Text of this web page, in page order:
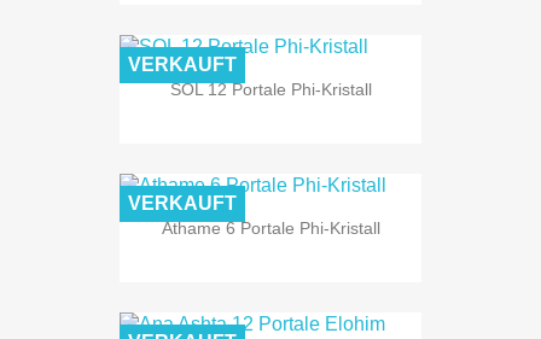
SOL 12 Portale Phi-Kristall
VERKAUFT
Athame 6 Portale Phi-Kristall
VERKAUFT